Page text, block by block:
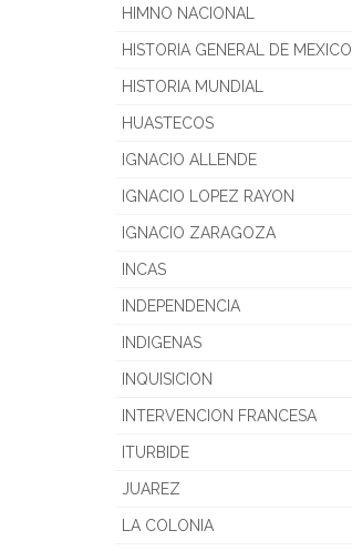
HIMNO NACIONAL
HISTORIA GENERAL DE MEXICO
HISTORIA MUNDIAL
HUASTECOS
IGNACIO ALLENDE
IGNACIO LOPEZ RAYON
IGNACIO ZARAGOZA
INCAS
INDEPENDENCIA
INDIGENAS
INQUISICION
INTERVENCION FRANCESA
ITURBIDE
JUAREZ
LA COLONIA